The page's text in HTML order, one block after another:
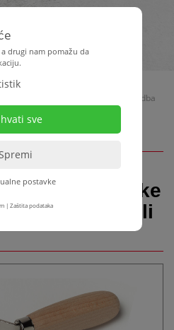
Armiranje - Profili za žbukanje - Izvedba
+ letvica za žbukanje + profili
žbuke
+ profili
drugi nam pomažu da
postavke
| Zaštita podataka